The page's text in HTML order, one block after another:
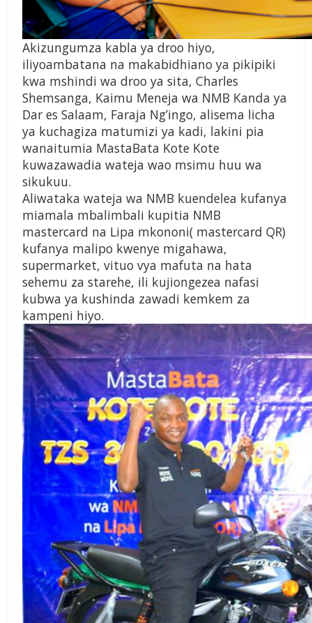
Akizungumza kabla ya droo hiyo,
iliyoambatana na makabidhiano ya pikipiki
kwa mshindi wa droo ya sita, Charles
Shemsanga, Kaimu Meneja wa NMB Kanda ya
Dar es Salaam, Faraja Ng’ingo, alisema licha
ya kuchagiza matumizi ya kadi, lakini pia
wanaitumia MastaBata Kote Kote
kuwazawadia wateja wao msimu huu wa
sikukuu.
Aliwataka wateja wa NMB kuendelea kufanya
miamala mbalimbali kupitia NMB
mastercard na Lipa mkononi( mastercard QR)
kufanya malipo kwenye migahawa,
supermarket, vituo vya mafuta na hata
sehemu za starehe, ili kujiongezea nafasi
kubwa ya kushinda zawadi kemkem za
kampeni hiyo.